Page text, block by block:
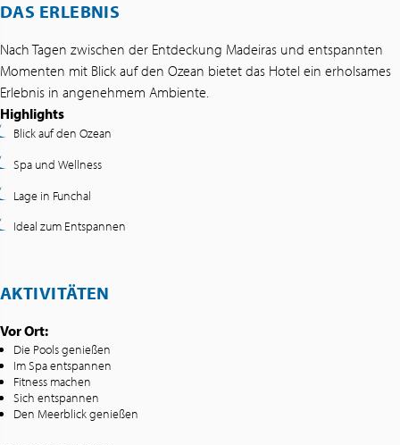
DAS ERLEBNIS
Nach Tagen zwischen der Entdeckung Madeiras und entspannten
Momenten mit Blick auf den Ozean bietet das Hotel ein erholsames
Erlebnis in angenehmem Ambiente.
Highlights
Blick auf den Ozean
Spa und Wellness
Lage in Funchal
Ideal zum Entspannen
AKTIVITÄTEN
Vor Ort:
Die Pools genießen
Im Spa entspannen
Fitness machen
Sich entspannen
Den Meerblick genießen